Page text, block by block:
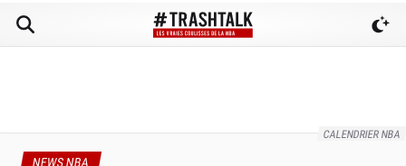
CALENDRIER NBA
NEWS NBA